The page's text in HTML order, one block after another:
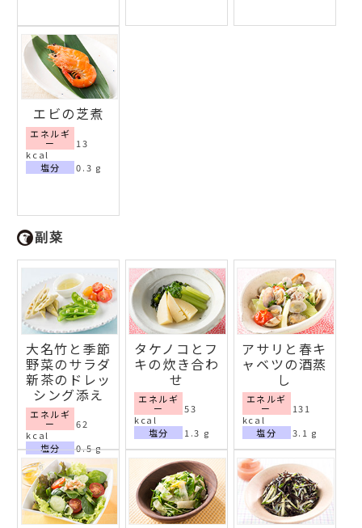
エビの芝煮
エネルギ
ー
13
kcal
塩分
0.3 g
副菜
大名竹と季節
野菜のサラダ
新茶のドレッ
シング添え
エネルギ
ー
62
kcal
塩分
0.5 g
タケノコとフ
キの炊き合わ
せ
エネルギ
ー
53
kcal
塩分
1.3 g
アサリと春キ
ャベツの酒蒸
し
エネルギ
ー
131
kcal
塩分
3.1 g